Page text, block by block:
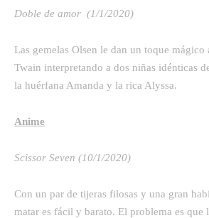
Doble de amor (1/1/2020)
Las gemelas Olsen le dan un toque
Twain interpretando a dos niñas idénticas
la huérfana Amanda y la rica Alyssa.
Anime
Scissor Seven (10/1/2020)
Con un par de tijeras filosas y una gran
matar es fácil y barato. El problema es que